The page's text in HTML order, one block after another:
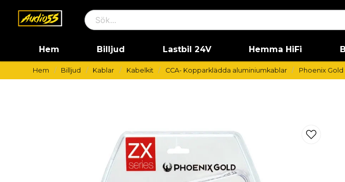
Hem Billjud Lastbil 24V Hemma HiFi
Hem Billjud Kablar Kabelkit CCA- Kopparklädda aluminiumkablar Phoenix Gold